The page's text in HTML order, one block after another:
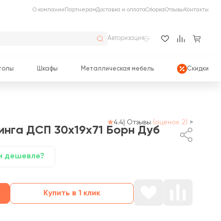
О компании ПартнерамДоставка и оплатаСборкаОтзывы Контакты
Авторизация
Шкафы Металлическая мебель Скидки
4.4| Отзывы (оценок 2) >
ДСП 30x19x71 Борн Дуб
дешевле?
Купить в 1 клик